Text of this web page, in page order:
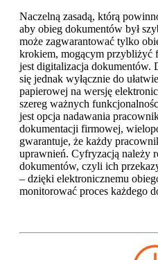
Naczelną zasadą, którą
aby obieg dokumentów był
może zagwarantować tylko
krokiem, mogącym przybliżyć
jest digitalizacja dokumentów.
się jednak wyłącznie do
papierowej na wersję
szereg ważnych
jest opcja nadawania
dokumentacji firmowej,
gwarantuje, że każdy
uprawnień. Cyfryzacją należy
dokumentów, czyli ich
– dzięki elektronicznemu
monitorować proces każdego